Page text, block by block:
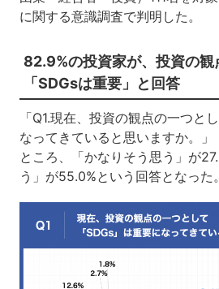
に関する意識調査で判明した。
82.9%の投資家が、投資の観
「SDGsは重要」と回答
「Q1.現在、投資の観点の一つと
なってきていると思いますか。」
ところ、「かなりそう思う」が
う」が55.0%という回答となった。